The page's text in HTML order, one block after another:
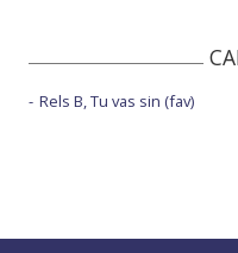
Rels B, Tu vas sin (fav)